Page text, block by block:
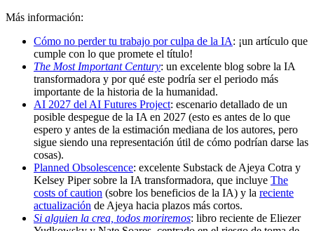
Más información:
Cómo no perder tu trabajo por culpa de la IA: ¡un artículo que
cumple con lo que promete el título!
The Most Important Century: un excelente blog sobre la IA
transformadora y por qué este podría ser el periodo más
importante de la historia de la humanidad.
AI 2027 del AI Futures Project: escenario detallado de un
posible despegue de la IA en 2027 (esto es antes de lo que
espero y antes de la estimación mediana de los autores, pero
sigue siendo una representación útil de cómo podrían darse las
cosas).
Planned Obsolescence: excelente Substack de Ajeya Cotra y
Kelsey Piper sobre la IA transformadora, que incluye The
costs of caution (sobre los beneficios de la IA) y la reciente
actualización de Ajeya hacia plazos más cortos.
Si alguien la crea, todos moriremos: libro reciente de Eliezer